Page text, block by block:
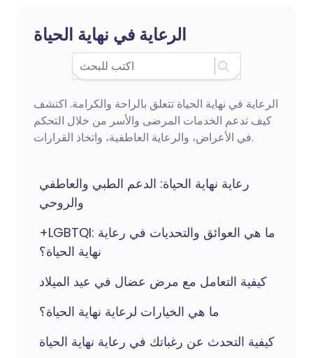
الرعاية في نهاية الحياة
الرعاية في نهاية الحياة تتعلق بالراحة والكرامة. اكتشف
كيف تدعم الخدمات المرضى والأسر من خلال التحكم
في الأعراض، والرعاية العاطفية، واتخاذ القرارات.
رعاية نهاية الحياة: الدعم الطبي والعاطفي
والروحي
+LGBTQI: ما هي العوائق والتحديات في رعاية
نهاية الحياة؟
كيفية التعامل مع مرض عضال في عيد الميلاد
ما هي الخيارات لرعاية نهاية الحياة؟
كيفية التحدث عن رغباتك في رعاية نهاية الحياة